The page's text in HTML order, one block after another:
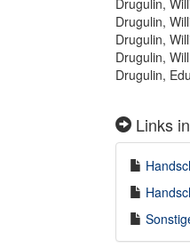
Drugulin,
Drugulin,
Drugulin,
Drugulin,
Drugulin,
Links